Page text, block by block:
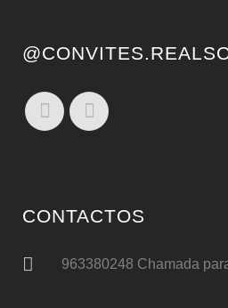
CONTACTOS
963380248 Chamada